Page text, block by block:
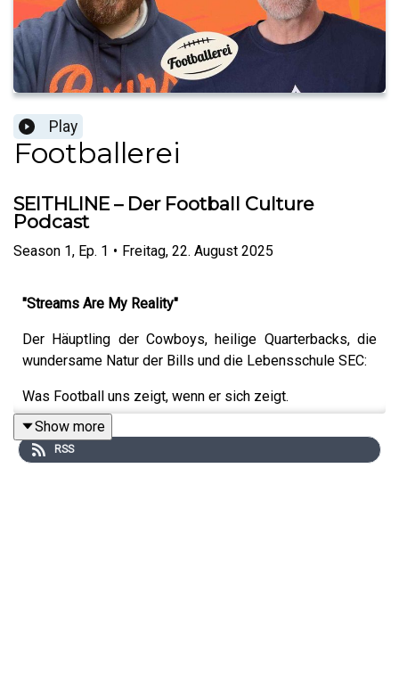
Play
Footballerei
SEITHLINE – Der Football Culture
Podcast
Season 1, Ep. 1 • Freitag, 22. August 2025
"Streams Are My Reality"
Der Häuptling der Cowboys, heilige Quarterbacks, die
wundersame Natur der Bills und die Lebensschule SEC:
Was Football uns zeigt, wenn er sich zeigt.
Tristan und Sönke sprechen in ihrer Premierenfolge über
Show more
RSS